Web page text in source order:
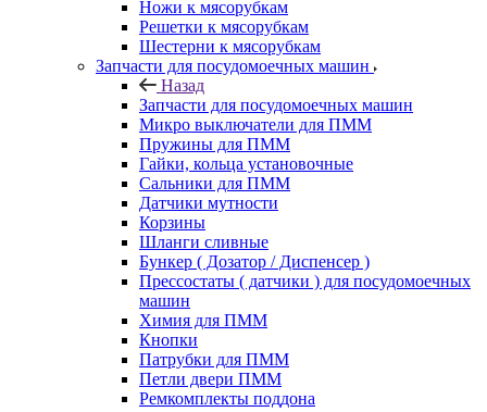
Ножи к мясорубкам
Решетки к мясорубкам
Шестерни к мясорубкам
Запчасти для посудомоечных машин
Назад
Запчасти для посудомоечных машин
Микро выключатели для ПММ
Пружины для ПММ
Гайки, кольца установочные
Сальники для ПММ
Датчики мутности
Корзины
Шланги сливные
Бункер ( Дозатор / Диспенсер )
Прессостаты ( датчики ) для посудомоечных
машин
Химия для ПММ
Кнопки
Патрубки для ПММ
Петли двери ПММ
Ремкомплекты поддона